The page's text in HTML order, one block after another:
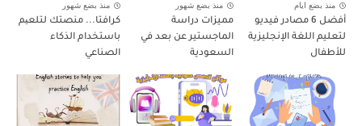
منذ بضع ايام
أفضل 6 مصادر فيديو
لتعليم اللغة الإنجليزية
للأطفال
منذ بضع شهور
مميزات دراسة
الماجستير عن بعد في
السعودية
منذ بضع شهور
كرافتا... منصتك لتلعیم
باستخدام الذكاء
الصناعي